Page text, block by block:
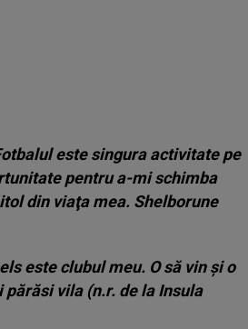
este singura activitate pe
pentru a-mi schimba
din viaţa mea. Shelborune
este clubul meu. O să vin şi o
vila (n.r. de la Insula